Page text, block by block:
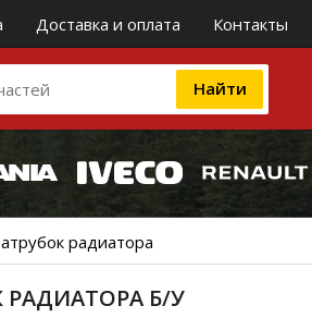
Доставка и оплата Контакты
радиатора
РАДИАТОРА Б/У